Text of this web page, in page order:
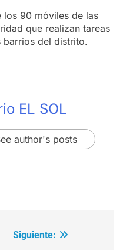
los 90 móviles de las
que realizan tareas
barrios del distrito.
EL SOL
author's posts
Siguiente: